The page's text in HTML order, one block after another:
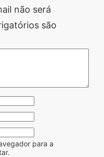
não será
são
para a